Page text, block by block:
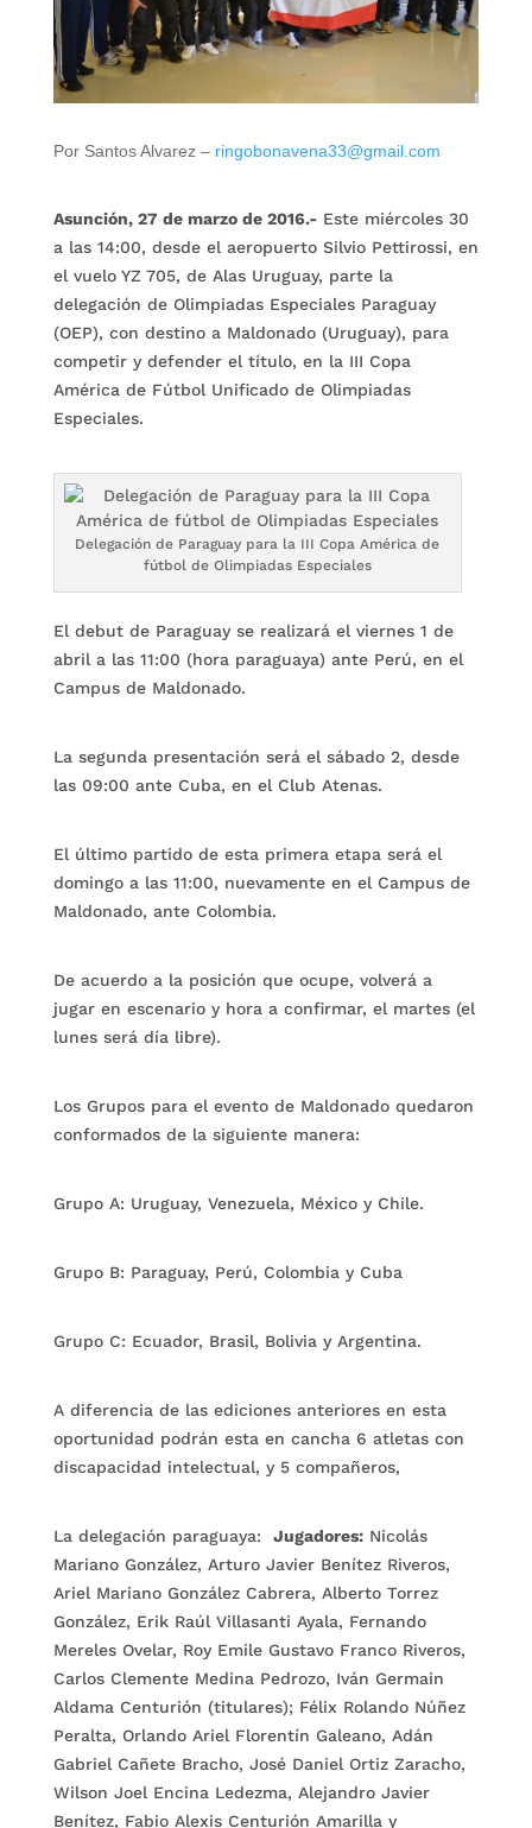
Por Santos Alvarez – ringobonavena33@gmail.com
Asunción, 27 de marzo de 2016.-Este miércoles 30
a las 14:00, desde el aeropuerto Silvio Pettirossi, en
el vuelo YZ 705, de Alas Uruguay, parte la
delegación de Olimpiadas Especiales Paraguay
(OEP), con destino a Maldonado (Uruguay), para
competir y defender el título, en la III Copa
América de Fútbol Unificado de Olimpiadas
Especiales.
Delegación de Paraguay para la III Copa América de
fútbol de Olimpiadas Especiales
El debut de Paraguay se realizará el viernes 1 de
abril a las 11:00 (hora paraguaya) ante Perú, en el
Campus de Maldonado.
La segunda presentación será el sábado 2, desde
las 09:00 ante Cuba, en el Club Atenas.
El último partido de esta primera etapa será el
domingo a las 11:00, nuevamente en el Campus de
Maldonado, ante Colombia.
De acuerdo a la posición que ocupe, volverá a
jugar en escenario y hora a confirmar, el martes (el
lunes será día libre).
Los Grupos para el evento de Maldonado quedaron
conformados de la siguiente manera:
Grupo A: Uruguay, Venezuela, México y Chile.
Grupo B: Paraguay, Perú, Colombia y Cuba
Grupo C: Ecuador, Brasil, Bolivia y Argentina.
A diferencia de las ediciones anteriores en esta
oportunidad podrán esta en cancha 6 atletas con
discapacidad intelectual, y 5 compañeros,
La delegación paraguaya: Jugadores:Nicolás
Mariano González, Arturo Javier Benítez Riveros,
Ariel Mariano González Cabrera, Alberto Torrez
González, Erik Raúl Villasanti Ayala, Fernando
Mereles Ovelar, Roy Emile Gustavo Franco Riveros,
Carlos Clemente Medina Pedrozo, Iván Germain
Aldama Centurión (titulares); Félix Rolando Núñez
Peralta, Orlando Ariel Florentín Galeano, Adán
Gabriel Cañete Bracho, José Daniel Ortiz Zaracho,
Wilson Joel Encina Ledezma, Alejandro Javier
Benítez, Fabio Alexis Centurión Amarilla y